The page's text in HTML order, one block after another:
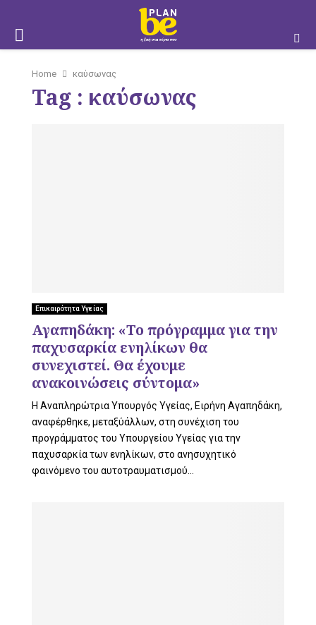
M
Home καύσωνας
Tag : καύσωνας
Επικαιρότητα Υγείας
Αγαπηδάκη: «Το πρόγραμμα για την
παχυσαρκία ενηλίκων θα
συνεχιστεί. Θα έχουμε
ανακοινώσεις σύντομα»
Η Αναπληρώτρια Υπουργός Υγείας, Ειρήνη Αγαπηδάκη,
αναφέρθηκε, μεταξύάλλων, στη συνέχιση του
προγράμματος του Υπουργείου Υγείας για την
παχυσαρκία των ενηλίκων, στο ανησυχητικό
φαινόμενο του αυτοτραυματισμού...